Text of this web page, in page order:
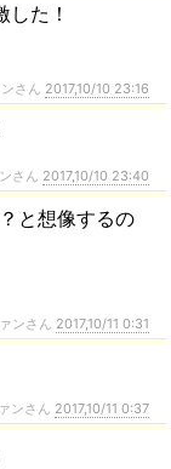
た！
さん 2017,10/10 23:16
さん 2017,10/10 23:40
と想像するの
ンさん 2017,10/11 0:31
ンさん 2017,10/11 0:37